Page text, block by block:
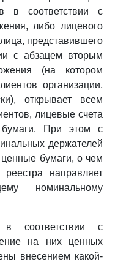
в соответствии с
либо лицевого
представившего
с абзацем вторым
(на котором
организации,
открывает всем
лицевые счета
При этом с
держателей
бумаги, о чем
направляет
номинальному
соответствии с
на них ценных
внесением какой-